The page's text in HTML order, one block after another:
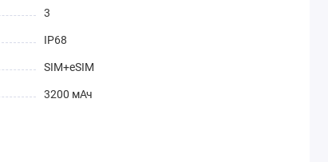
3
IP68
SIM+eSIM
3200 мАч